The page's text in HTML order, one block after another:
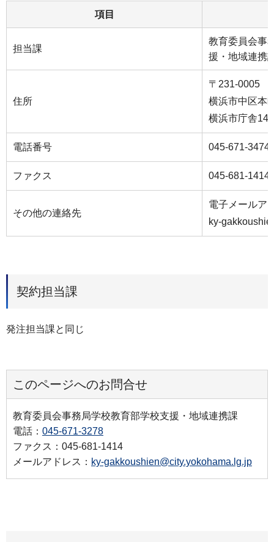
項目
担当課
教育委員会事
援・地域連携
住所
〒231-0005
横浜市中区本
横浜市庁舎14
電話番号 045-671-3474
ファクス 045-681-1414
その他の連絡先
電子メールア
ky-
契約担当課
発注担当課と同じ
このページへのお問合せ
教育委員会事務局学校教育部学校支援・地域連携課
電話： 045-671-3278
ファクス：045-681-1414
メールアドレス： ky-gakkoushien@city.yokohama.lg.jp